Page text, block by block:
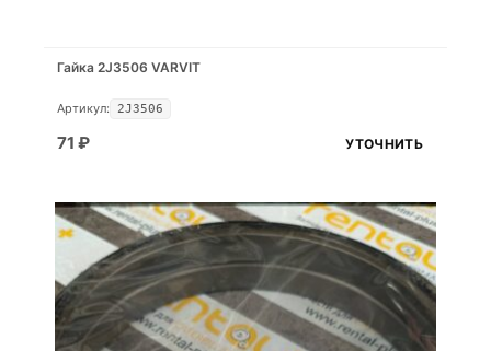
Гайка 2J3506 VARVIT
Артикул: 2J3506
71 ₽ УТОЧНИТЬ